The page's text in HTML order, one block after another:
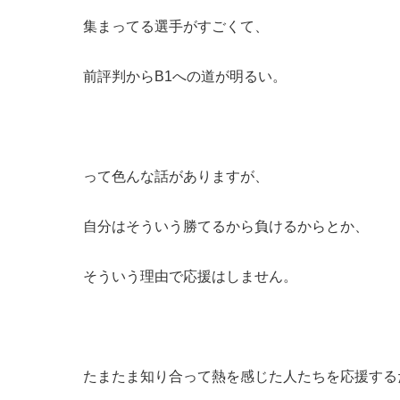
集まってる選手がすごくて、
前評判からB1への道が明るい。
って色んな話がありますが、
自分はそういう勝てるから負けるからとか、
そういう理由で応援はしません。
たまたま知り合って熱を感じた人たちを応援す